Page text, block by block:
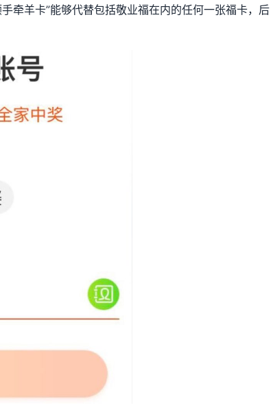
牵羊卡”能够代替包括敬业福在内的任何一张福卡，后